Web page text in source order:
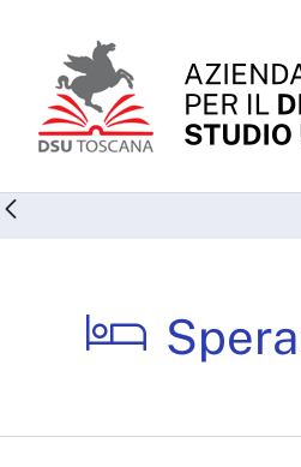
Sperandie -